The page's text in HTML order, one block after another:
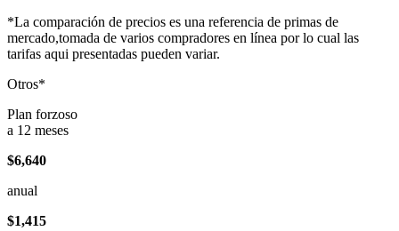
*La comparación de precios es una referencia de primas de
mercado,tomada de varios compradores en línea por lo cual las
tarifas aqui presentadas pueden variar.
Otros*
Plan forzoso
a 12 meses
$6,640
anual
$1,415